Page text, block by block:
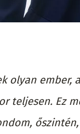
olyan
teljesen. Ez